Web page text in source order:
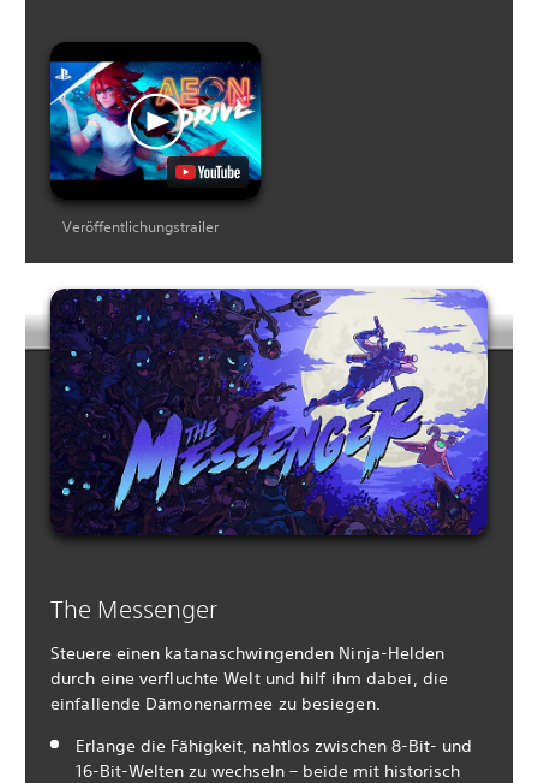
Veröffentlichungstrailer
The Messenger
Steuere einen katanaschwingenden Ninja-Helden
durch eine verfluchte Welt und hilf ihm dabei, die
einfallende Dämonenarmee zu besiegen.
Erlange die Fähigkeit, nahtlos zwischen 8-Bit- und
16-Bit-Welten zu wechseln – beide mit historisch